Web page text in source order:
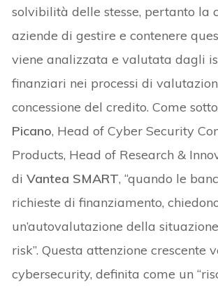
solvibilità delle stesse, pertanto la
aziende di gestire e contenere
viene analizzata e valutata dagli
finanziari nei processi di
concessione del credito. Come
Picano, Head of Cyber Security
Products, Head of Research &
diVantea SMART, “quando le
richieste di finanziamento,
un’autovalutazione della
risk”. Questa attenzione crescente
cybersecurity, definita come un